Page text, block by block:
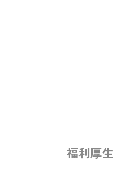
福利厚生